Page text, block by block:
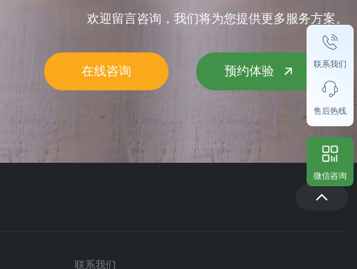
欢迎留言咨询，我们将为您提供更多服务方案。
在线咨询 预约体验
联系我们
联系我们
售后热线
微信咨询